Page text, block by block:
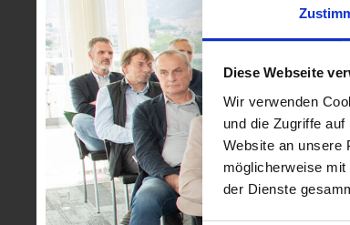
Diese Webseite
Wir verwenden
und die Zugriffe
Website an unsere
möglicherweise
der Dienste
Abgebildete Personen in der Galerie:Auf
gekennzeichnet - Branchenmitglieder
Fotocredit: ©www.lunatico.at